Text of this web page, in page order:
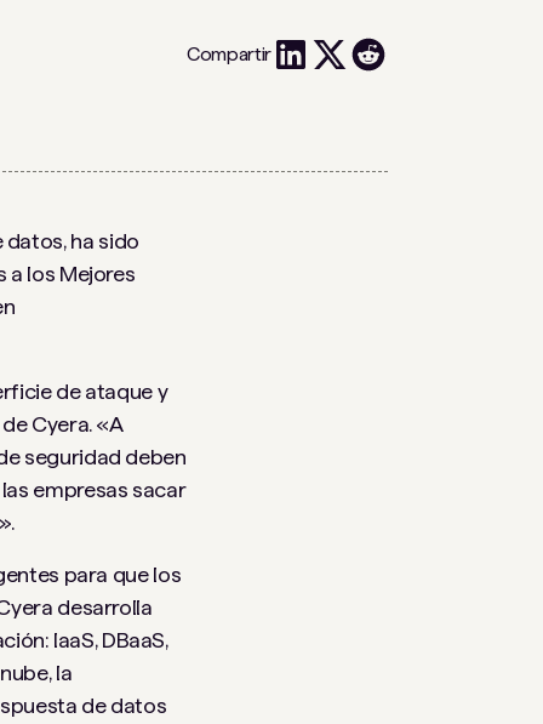
Compartir
datos, ha sido
a los Mejores
de ataque y
Cyera. «A
seguridad deben
empresas sacar
para que los
desarrolla
IaaS, DBaaS,
la
de datos